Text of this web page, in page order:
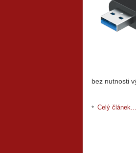
bez nutnosti
Celý článek...